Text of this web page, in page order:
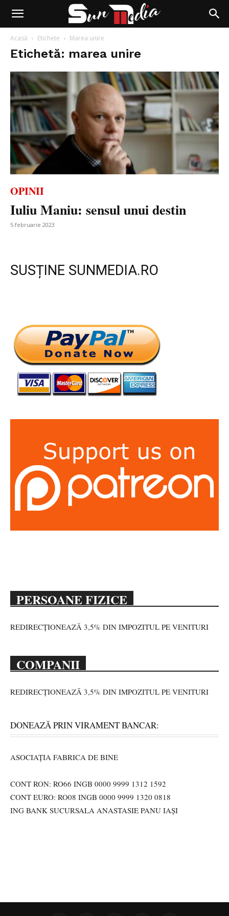
Acasă Etichete Marea unire
Etichetă: marea unire
OPINII
Iuliu Maniu: sensul unui destin
5 februarie 2023
SUSȚINE SUNMEDIA.RO
PERSOANE FIZICE
REDIRECȚIONEAZĂ 3,5% DIN IMPOZITUL PE VENITURI
COMPANII
REDIRECȚIONEAZĂ 3,5% DIN IMPOZITUL PE VENITURI
DONEAZĂ PRIN VIRAMENT BANCAR:
ASOCIAȚIA FABRICA DE BINE
CONT RON: RO66 INGB 0000 9999 1312 1592
CONT EURO: RO08 INGB 0000 9999 1320 0818
ING BANK SUCURSALA ANASTASIE PANU IAȘI